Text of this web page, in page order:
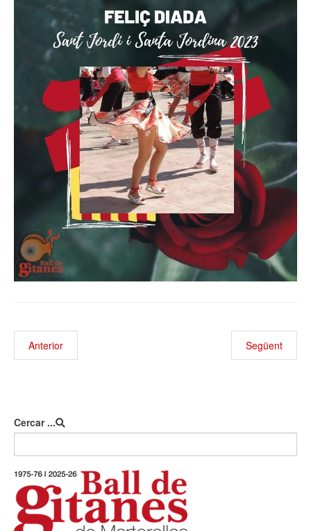
Anterior Següent
Cercar ...